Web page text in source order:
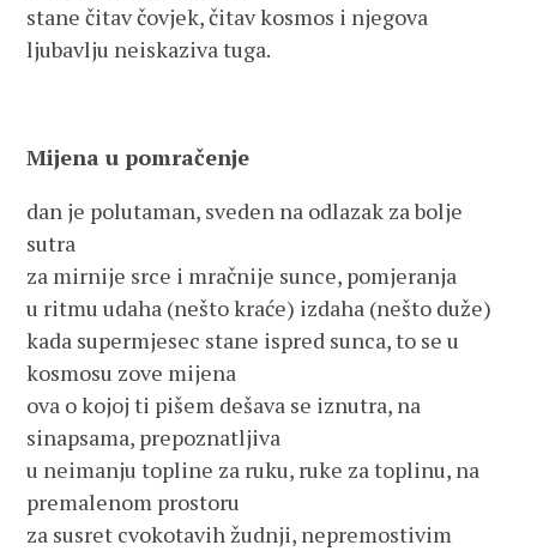
stane čitav čovjek, čitav kosmos i njegova
ljubavlju neiskaziva tuga.
Mijena u pomračenje
dan je polutaman, sveden na odlazak za bolje
sutra
za mirnije srce i mračnije sunce, pomjeranja
u ritmu udaha (nešto kraće) izdaha (nešto duže)
kada supermjesec stane ispred sunca, to se u
kosmosu zove mijena
ova o kojoj ti pišem dešava se iznutra, na
sinapsama, prepoznatljiva
u neimanju topline za ruku, ruke za toplinu, na
premalenom prostoru
za susret cvokotavih žudnji, nepremostivim